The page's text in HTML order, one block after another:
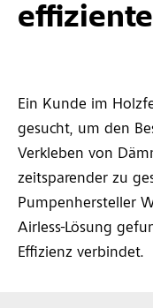
Ein Kunde im
gesucht, um den
Verkleben von
zeitsparender zu
Pumpenhersteller
Airless-Lösung
Effizienz verbindet.